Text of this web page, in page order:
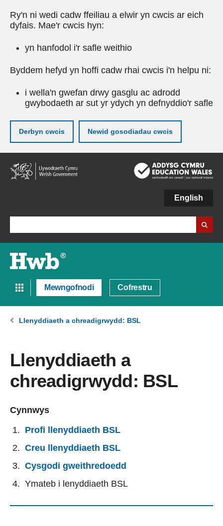
Ry'n ni wedi cadw ffeiliau a elwir yn cwcis ar eich
dyfais. Mae'r cwcis hyn:
yn hanfodol i'r safle weithio
Byddem hefyd yn hoffi cadw rhai cwcis i'n helpu ni:
i wella'n gwefan drwy gasglu ac adrodd
gwybodaeth ar sut yr ydych yn defnyddio'r safle
Derbyn cwcis Newid gosodiadau cwcis
Neidio
i'r
prif
English
Mewngofnodi Cofrestru
Llenyddiaeth a chreadigrwydd: BSL
Llenyddiaeth a
chreadigrwydd: BSL
Cynnwys
Profi llenyddiaeth BSL
Creu llenyddiaeth BSL
Cysgodi gweithredoedd
Ymateb i lenyddiaeth BSL